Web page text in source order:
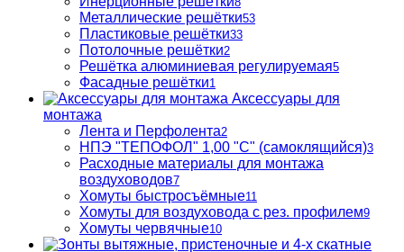
Металлические решётки53
Пластиковые решётки33
Потолочные решётки2
Решётка алюминиевая регулируемая5
Фасадные решётки1
Аксессуары для
монтажа
Лента и Перфолента2
НПЭ "ТЕПОФОЛ" 1,00 "С" (самоклящийся)3
Расходные материалы для монтажа
воздуховодов7
Хомуты быстросъёмные11
Хомуты для воздуховода с рез. профилем9
Хомуты червячные10